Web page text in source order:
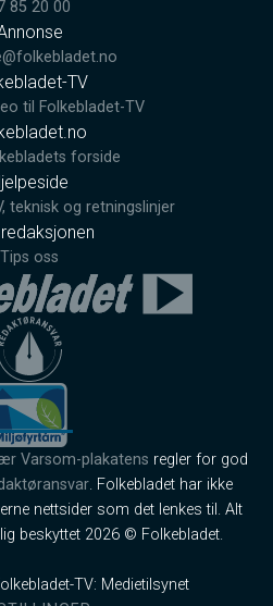
85 20 00
TV
til Folkebladet-TV
forside
teknisk og retningslinjer
Tips oss
Varsom-plakatens regler for god
. Folkebladet har ikke
nettsider som det lenkes til. Alt
beskyttet 2026 © Folkebladet.
TV: Medietilsynet